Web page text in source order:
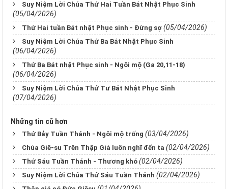
Suy Niệm Lời Chúa Thứ Hai Tuần Bát Nhật Phục Sinh
(05/04/2026)
Thứ Hai tuần Bát nhật Phục sinh - Đừng sợ (05/04/2026)
Suy Niệm Lời Chúa Thứ Ba Bát Nhật Phục Sinh
(06/04/2026)
Thứ Ba Bát nhật Phục sinh - Ngôi mộ (Ga 20,11-18)
(06/04/2026)
Suy Niệm Lời Chúa Thứ Tư Bát Nhật Phục Sinh
(07/04/2026)
Những tin cũ hơn
Thứ Bảy Tuần Thánh - Ngôi mộ trống (03/04/2026)
Chúa Giê-su Trên Thập Giá luôn nghĩ đến ta (02/04/2026)
Thứ Sáu Tuần Thánh - Thương khó (02/04/2026)
Suy Niệm Lời Chúa Thứ Sáu Tuần Thánh (02/04/2026)